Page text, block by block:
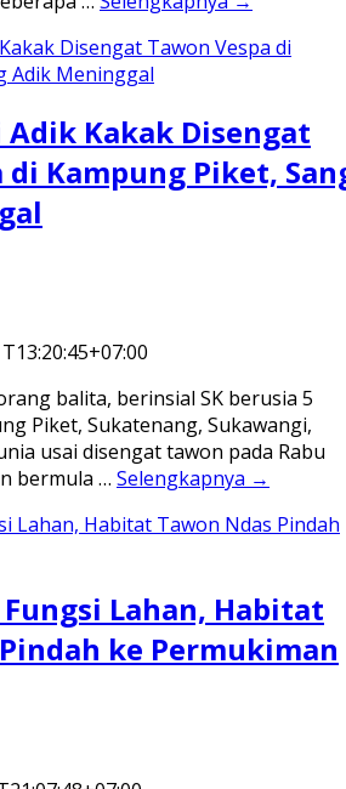
Kakak Disengat
di Kampung Piket,
balita, berinsial SK berusia 5
Piket, Sukatenang, Sukawangi,
usai disengat tawon pada Rabu
bermula … Selengkapnya →
Lahan, Habitat
ke Permukiman